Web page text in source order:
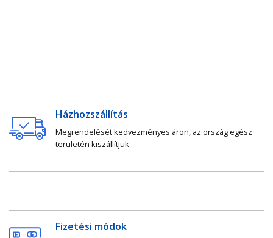
Házhozszállítás
Megrendelését kedvezményes áron, az ország egész
területén kiszállítjuk.
Fizetési módok